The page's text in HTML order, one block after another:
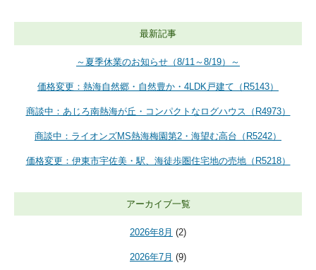
最新記事
～夏季休業のお知らせ（8/11～8/19）～
価格変更：熱海自然郷・自然豊か・4LDK戸建て（R5143）
商談中：あじろ南熱海が丘・コンパクトなログハウス（R4973）
商談中：ライオンズMS熱海梅園第2・海望む高台（R5242）
価格変更：伊東市宇佐美・駅、海徒歩圏住宅地の売地（R5218）
アーカイブ一覧
2026年8月 (2)
2026年7月 (9)